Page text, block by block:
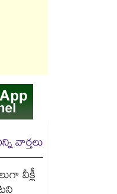
వార్తలు
వీక్లీ